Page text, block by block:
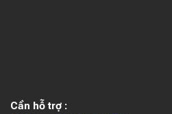
Cần hỗ trợ :